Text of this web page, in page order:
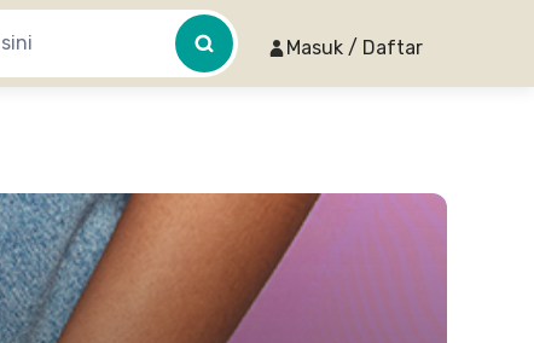
Masuk / Daftar